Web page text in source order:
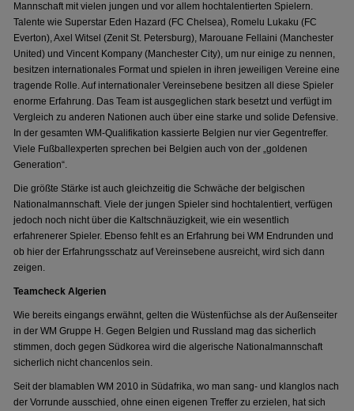
Mannschaft mit vielen jungen und vor allem hochtalentierten Spielern.
Talente wie Superstar Eden Hazard (FC Chelsea), Romelu Lukaku (FC
Everton), Axel Witsel (Zenit St. Petersburg), Marouane Fellaini (Manchester
United) und Vincent Kompany (Manchester City), um nur einige zu nennen,
besitzen internationales Format und spielen in ihren jeweiligen Vereine eine
tragende Rolle. Auf internationaler Vereinsebene besitzen all diese Spieler
enorme Erfahrung. Das Team ist ausgeglichen stark besetzt und verfügt im
Vergleich zu anderen Nationen auch über eine starke und solide Defensive.
In der gesamten WM-Qualifikation kassierte Belgien nur vier Gegentreffer.
Viele Fußballexperten sprechen bei Belgien auch von der „goldenen
Generation“.
Die größte Stärke ist auch gleichzeitig die Schwäche der belgischen
Nationalmannschaft. Viele der jungen Spieler sind hochtalentiert, verfügen
jedoch noch nicht über die Kaltschnäuzigkeit, wie ein wesentlich
erfahrenerer Spieler. Ebenso fehlt es an Erfahrung bei WM Endrunden und
ob hier der Erfahrungsschatz auf Vereinsebene ausreicht, wird sich dann
zeigen.
Teamcheck Algerien
Wie bereits eingangs erwähnt, gelten die Wüstenfüchse als der Außenseiter
in der WM Gruppe H. Gegen Belgien und Russland mag das sicherlich
stimmen, doch gegen Südkorea wird die algerische Nationalmannschaft
sicherlich nicht chancenlos sein.
Seit der blamablen WM 2010 in Südafrika, wo man sang- und klanglos nach
der Vorrunde ausschied, ohne einen eigenen Treffer zu erzielen, hat sich